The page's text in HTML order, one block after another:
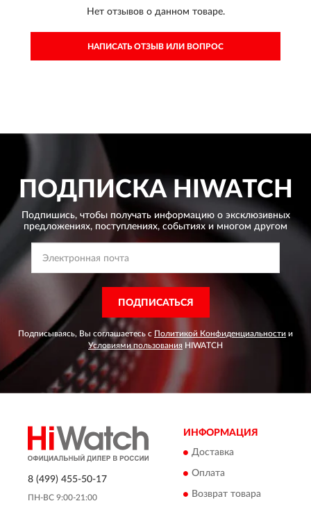
Нет отзывов о данном товаре.
НАПИСАТЬ ОТЗЫВ ИЛИ ВОПРОС
ПОДПИСКАHIWATCH
Подпишись, чтобы получать информацию о эксклюзивных
предложениях, поступлениях, событиях и многом другом
ПОДПИСАТЬСЯ
Подписываясь, Вы соглашаетесь с Политикой Конфиденциальности и
Условиями пользования HIWATCH
8 (499) 455-50-17
ПН-ВС 9:00-21:00
ИНФОРМАЦИЯ
Доставка
Оплата
Возврат товара